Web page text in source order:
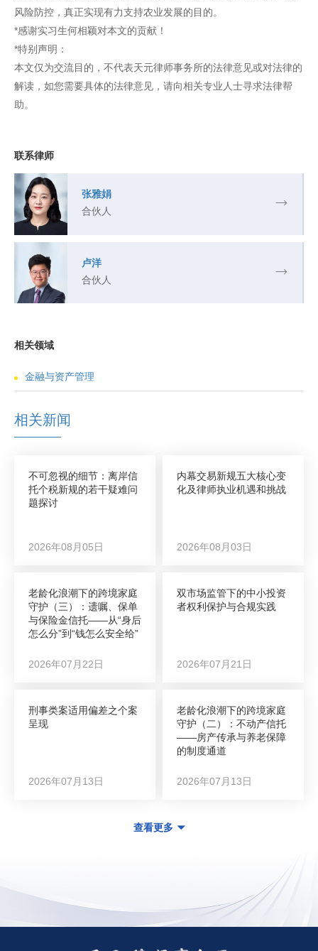
风险防控，真正实现有力支持农业发展的目的。
*感谢实习生何相颖对本文的贡献！
*特别声明：
本文仅为交流目的，不代表天元律师事务所的法律意见或对法律的
解读，如您需要具体的法律意见，请向相关专业人士寻求法律帮
助。
联系律师
张雅娟
合伙人
卢洋
合伙人
相关领域
金融与资产管理
相关新闻
不可忽视的细节：离岸信
托个税新规的若干疑难问
题探讨
2026年08月05日
内幕交易新规五大核心变
化及律师执业机遇和挑战
2026年08月03日
老龄化浪潮下的跨境家庭
守护（三）：遗嘱、保单
与保险金信托——从“身后
怎么分”到“钱怎么安全给”
2026年07月22日
双市场监管下的中小投资
者权利保护与合规实践
2026年07月21日
刑事类案适用偏差之个案
呈现
2026年07月13日
老龄化浪潮下的跨境家庭
守护（二）：不动产信托
——房产传承与养老保障
的制度通道
2026年07月13日
查看更多